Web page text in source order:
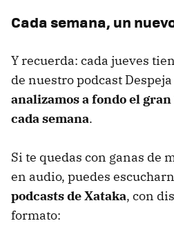
Cada semana, un
Y recuerda: cada jueves
de nuestro podcast
analizamos a fondo el
cada semana.
Si te quedas con ganas de
en audio, puedes
podcasts de Xataka, con
formato: